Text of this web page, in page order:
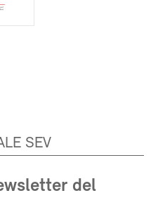
SEV
del